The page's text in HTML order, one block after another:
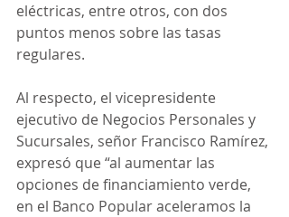
eléctricas, entre otros, con dos
puntos menos sobre las tasas
regulares.
Al respecto, el vicepresidente
ejecutivo de Negocios Personales y
Sucursales, señor Francisco Ramírez,
expresó que “al aumentar las
opciones de financiamiento verde,
en el Banco Popular aceleramos la